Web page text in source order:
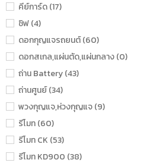
คีย์การ์ด (17)
ชิฟ (4)
ดอกกุญแจรถยนต์ (60)
ดอกสเกล,แผ่นตัด,แผ่นกลาง (0)
ถ่าน Battery (43)
ถ่านศูนย์ (34)
พวงกุญแจ,ห่วงกุญแจ (9)
รีโมท (60)
รีโมท CK (53)
รีโมท KD900 (38)